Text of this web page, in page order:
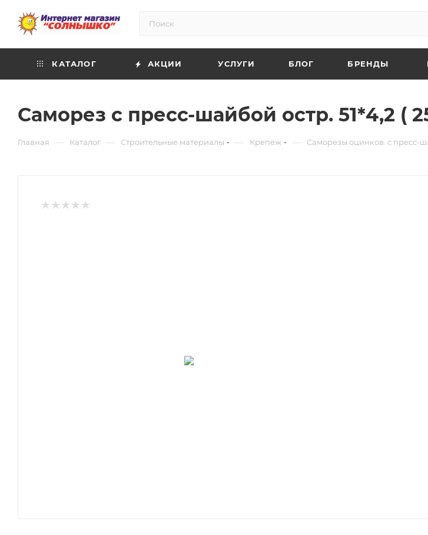
КАТАЛОГ АКЦИИ УСЛУГИ БЛОГ БРЕНДЫ
Саморез с пресс-шайбой остр. 51*4,2 (
Главная — Каталог — Строительные материалы — Крепёж — Саморезы оцинков. с пресс-